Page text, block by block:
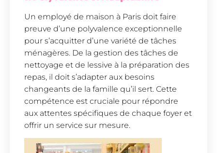
Un employé de maison à Paris doit faire
preuve d’une polyvalence exceptionnelle
pour s’acquitter d’une variété de tâches
ménagères. De la gestion des tâches de
nettoyage et de lessive à la préparation des
repas, il doit s’adapter aux besoins
changeants de la famille qu’il sert. Cette
compétence est cruciale pour répondre
aux attentes spécifiques de chaque foyer et
offrir un service sur mesure.